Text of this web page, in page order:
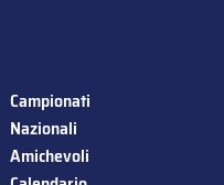
Campionati
Nazionali
Amichevoli